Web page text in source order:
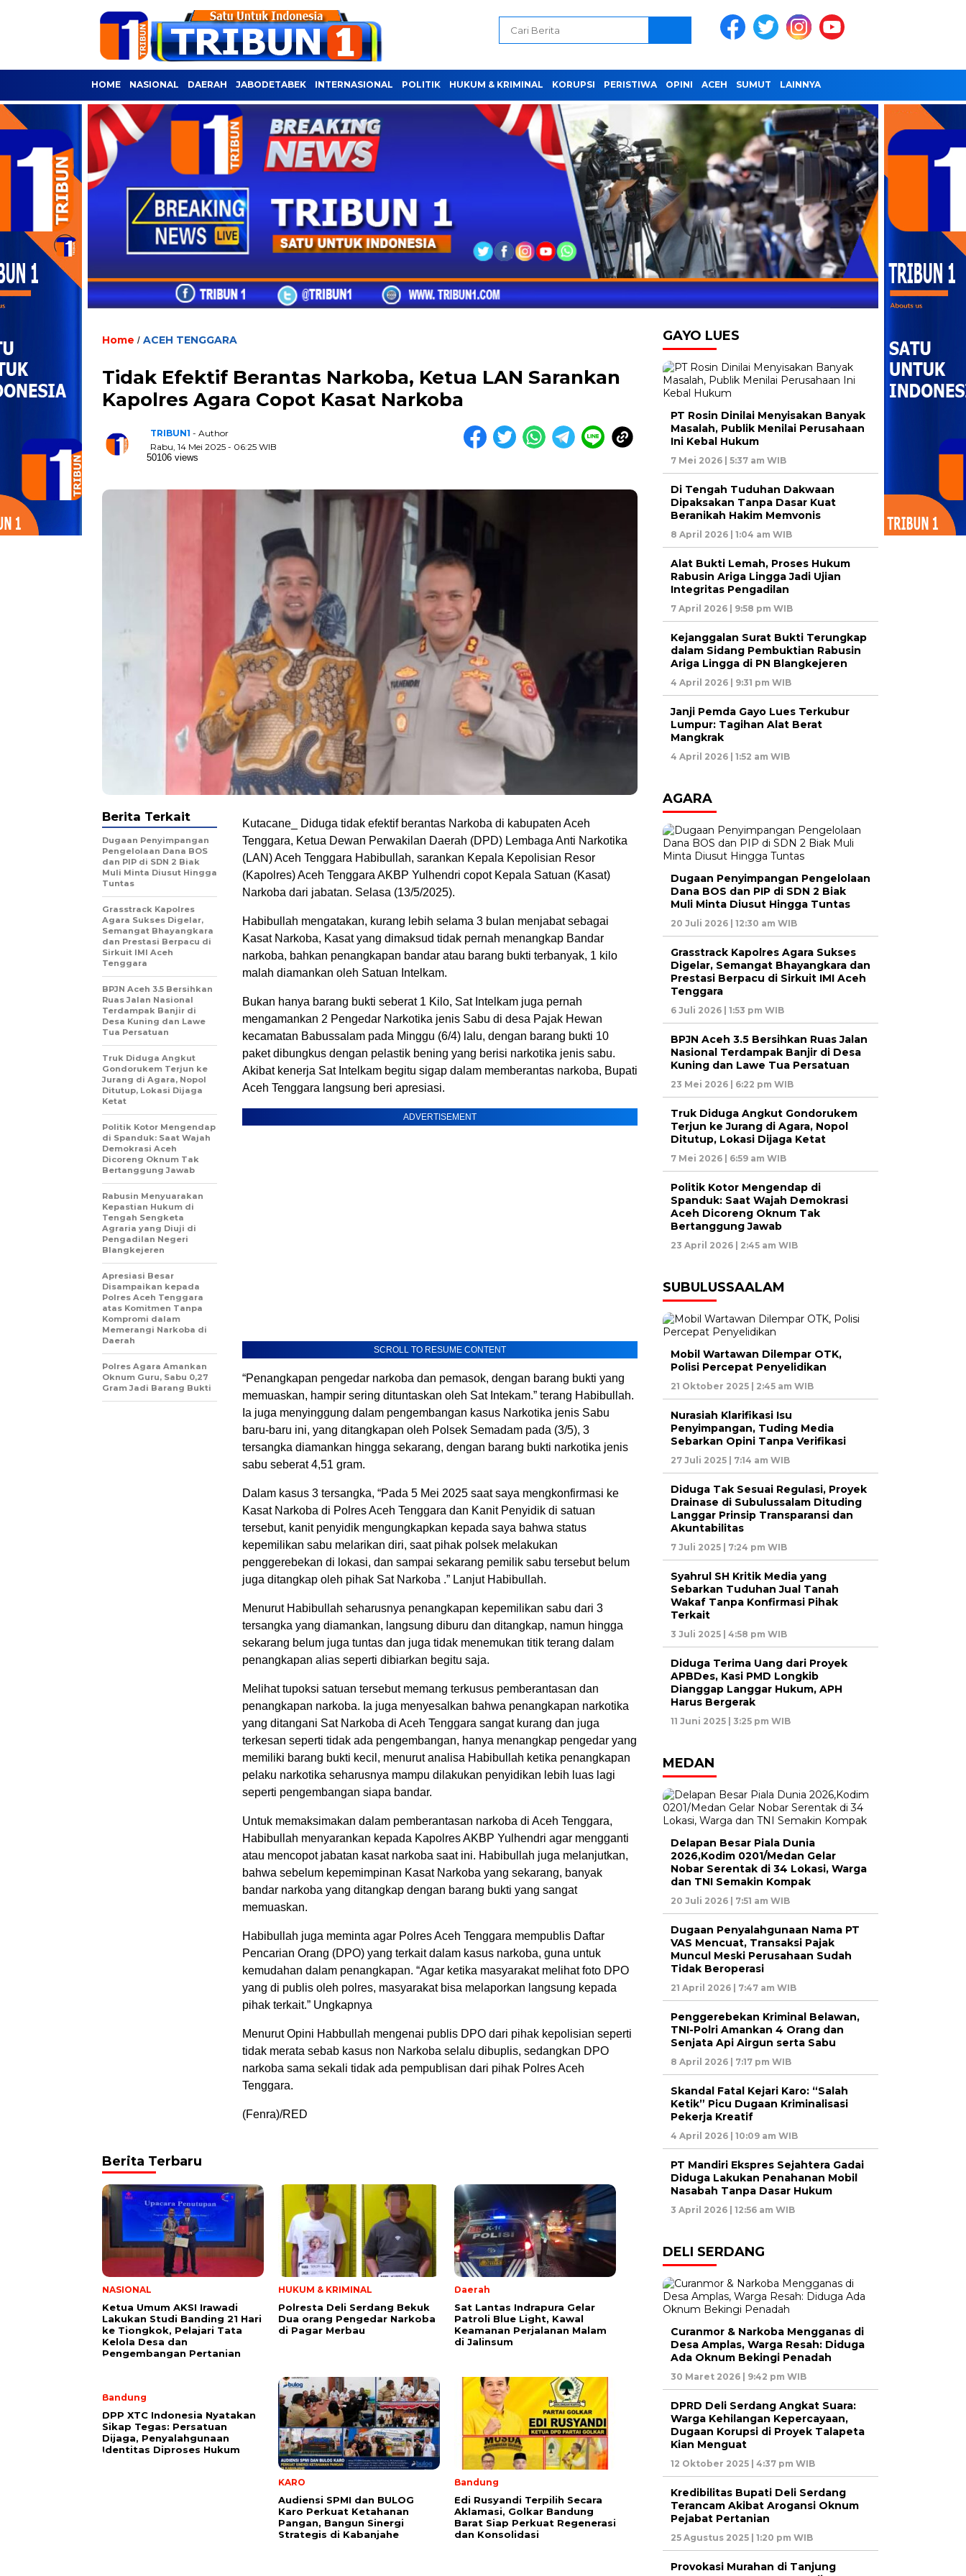
HOME NASIONAL DAERAH JABODETABEK INTERNASIONAL POLITIK HUKUM & KRIMINAL KORUPSI PERISTIWA OPINI ACEH SUMUT LAINNYA
Home / ACEH TENGGARA
Tidak Efektif Berantas Narkoba, Ketua LAN Sarankan
Kapolres Agara Copot Kasat Narkoba
TRIBUN1 - Author
Rabu, 14 Mei 2025 - 06:25 WIB
50106 views
Kutacane_ Diduga tidak efektif berantas Narkoba di kabupaten Aceh
Tenggara, Ketua Dewan Perwakilan Daerah (DPD) Lembaga Anti Narkotika
(LAN) Aceh Tenggara Habibullah, sarankan Kepala Kepolisian Resor
(Kapolres) Aceh Tenggara AKBP Yulhendri copot Kepala Satuan (Kasat)
Narkoba dari jabatan. Selasa (13/5/2025).
Habibullah mengatakan, kurang lebih selama 3 bulan menjabat sebagai
Kasat Narkoba, Kasat yang dimaksud tidak pernah menangkap Bandar
narkoba, bahkan penangkapan bandar atau barang bukti terbanyak, 1 kilo
malah diamankan oleh Satuan Intelkam.
Bukan hanya barang bukti seberat 1 Kilo, Sat Intelkam juga pernah
mengamankan 2 Pengedar Narkotika jenis Sabu di desa Pajak Hewan
kecamatan Babussalam pada Minggu (6/4) lalu, dengan barang bukti 10
paket dibungkus dengan pelastik bening yang berisi narkotika jenis sabu.
Akibat kenerja Sat Intelkam begitu sigap dalam memberantas narkoba, Bupati
Aceh Tenggara langsung beri apresiasi.
ADVERTISEMENT
SCROLL TO RESUME CONTENT
“Penangkapan pengedar narkoba dan pemasok, dengan barang bukti yang
memuaskan, hampir sering dituntaskan oleh Sat Intekam.” terang Habibullah.
Ia juga menyinggung dalam pengembangan kasus Narkotika jenis Sabu
baru-baru ini, yang ditangkapan oleh Polsek Semadam pada (3/5), 3
tersangka diamankan hingga sekarang, dengan barang bukti narkotika jenis
sabu seberat 4,51 gram.
Dalam kasus 3 tersangka, “Pada 5 Mei 2025 saat saya mengkonfirmasi ke
Kasat Narkoba di Polres Aceh Tenggara dan Kanit Penyidik di satuan
tersebut, kanit penyidik mengungkapkan kepada saya bahwa status
kepemilikan sabu melarikan diri, saat pihak polsek melakukan
penggerebekan di lokasi, dan sampai sekarang pemilik sabu tersebut belum
juga ditangkap oleh pihak Sat Narkoba .” Lanjut Habibullah.
Menurut Habibullah seharusnya penangkapan kepemilikan sabu dari 3
tersangka yang diamankan, langsung diburu dan ditangkap, namun hingga
sekarang belum juga tuntas dan juga tidak menemukan titik terang dalam
penangkapan alias seperti dibiarkan begitu saja.
Melihat tupoksi satuan tersebut memang terkusus pemberantasan dan
penangkapan narkoba. Ia juga menyesalkan bahwa penangkapan narkotika
yang ditangani Sat Narkoba di Aceh Tenggara sangat kurang dan juga
terkesan seperti tidak ada pengembangan, hanya menangkap pengedar yang
memiliki barang bukti kecil, menurut analisa Habibullah ketika penangkapan
pelaku narkotika seharusnya mampu dilakukan penyidikan lebih luas lagi
seperti pengembangan siapa bandar.
Untuk memaksimakan dalam pemberantasan narkoba di Aceh Tenggara,
Habibullah menyarankan kepada Kapolres AKBP Yulhendri agar mengganti
atau mencopot jabatan kasat narkoba saat ini. Habibullah juga melanjutkan,
bahwa sebelum kepemimpinan Kasat Narkoba yang sekarang, banyak
bandar narkoba yang ditangkap dengan barang bukti yang sangat
memuaskan.
Habibullah juga meminta agar Polres Aceh Tenggara mempublis Daftar
Pencarian Orang (DPO) yang terkait dalam kasus narkoba, guna untuk
kemudahan dalam penangkapan. “Agar ketika masyarakat melihat foto DPO
yang di publis oleh polres, masyarakat bisa melaporkan langsung kepada
pihak terkait.” Ungkapnya
Menurut Opini Habbullah mengenai publis DPO dari pihak kepolisian seperti
tidak merata sebab kasus non Narkoba selalu dibuplis, sedangkan DPO
narkoba sama sekali tidak ada pempublisan dari pihak Polres Aceh
Tenggara.
(Fenra)/RED
Berita Terkait
Dugaan Penyimpangan
Pengelolaan Dana BOS
dan PIP di SDN 2 Biak
Muli Minta Diusut Hingga
Tuntas
Grasstrack Kapolres
Agara Sukses Digelar,
Semangat Bhayangkara
dan Prestasi Berpacu di
Sirkuit IMI Aceh
Tenggara
BPJN Aceh 3.5 Bersihkan
Ruas Jalan Nasional
Terdampak Banjir di
Desa Kuning dan Lawe
Tua Persatuan
Truk Diduga Angkut
Gondorukem Terjun ke
Jurang di Agara, Nopol
Ditutup, Lokasi Dijaga
Ketat
Politik Kotor Mengendap
di Spanduk: Saat Wajah
Demokrasi Aceh
Dicoreng Oknum Tak
Bertanggung Jawab
Rabusin Menyuarakan
Kepastian Hukum di
Tengah Sengketa
Agraria yang Diuji di
Pengadilan Negeri
Blangkejeren
Apresiasi Besar
Disampaikan kepada
Polres Aceh Tenggara
atas Komitmen Tanpa
Kompromi dalam
Memerangi Narkoba di
Daerah
Polres Agara Amankan
Oknum Guru, Sabu 0,27
Gram Jadi Barang Bukti
Berita Terbaru
NASIONAL
Ketua Umum AKSI Irawadi
Lakukan Studi Banding 21 Hari
ke Tiongkok, Pelajari Tata
Kelola Desa dan
Pengembangan Pertanian
HUKUM & KRIMINAL
Polresta Deli Serdang Bekuk
Dua orang Pengedar Narkoba
di Pagar Merbau
Daerah
Sat Lantas Indrapura Gelar
Patroli Blue Light, Kawal
Keamanan Perjalanan Malam
di Jalinsum
Bandung
DPP XTC Indonesia Nyatakan
Sikap Tegas: Persatuan
Dijaga, Penyalahgunaan
Identitas Diproses Hukum
KARO
Audiensi SPMI dan BULOG
Karo Perkuat Ketahanan
Pangan, Bangun Sinergi
Strategis di Kabanjahe
Bandung
Edi Rusyandi Terpilih Secara
Aklamasi, Golkar Bandung
Barat Siap Perkuat Regenerasi
dan Konsolidasi
GAYO LUES
PT Rosin Dinilai Menyisakan Banyak
Masalah, Publik Menilai Perusahaan
Ini Kebal Hukum
7 Mei 2026 | 5:37 am WIB
Di Tengah Tuduhan Dakwaan
Dipaksakan Tanpa Dasar Kuat
Beranikah Hakim Memvonis
8 April 2026 | 1:04 am WIB
Alat Bukti Lemah, Proses Hukum
Rabusin Ariga Lingga Jadi Ujian
Integritas Pengadilan
7 April 2026 | 9:58 pm WIB
Kejanggalan Surat Bukti Terungkap
dalam Sidang Pembuktian Rabusin
Ariga Lingga di PN Blangkejeren
4 April 2026 | 9:31 pm WIB
Janji Pemda Gayo Lues Terkubur
Lumpur: Tagihan Alat Berat
Mangkrak
4 April 2026 | 1:52 am WIB
AGARA
Dugaan Penyimpangan Pengelolaan
Dana BOS dan PIP di SDN 2 Biak
Muli Minta Diusut Hingga Tuntas
20 Juli 2026 | 12:30 am WIB
Grasstrack Kapolres Agara Sukses
Digelar, Semangat Bhayangkara dan
Prestasi Berpacu di Sirkuit IMI Aceh
Tenggara
6 Juli 2026 | 1:53 pm WIB
BPJN Aceh 3.5 Bersihkan Ruas Jalan
Nasional Terdampak Banjir di Desa
Kuning dan Lawe Tua Persatuan
23 Mei 2026 | 6:22 pm WIB
Truk Diduga Angkut Gondorukem
Terjun ke Jurang di Agara, Nopol
Ditutup, Lokasi Dijaga Ketat
7 Mei 2026 | 6:59 am WIB
Politik Kotor Mengendap di
Spanduk: Saat Wajah Demokrasi
Aceh Dicoreng Oknum Tak
Bertanggung Jawab
23 April 2026 | 2:45 am WIB
SUBULUSSAALAM
Mobil Wartawan Dilempar OTK,
Polisi Percepat Penyelidikan
21 Oktober 2025 | 2:45 am WIB
Nurasiah Klarifikasi Isu
Penyimpangan, Tuding Media
Sebarkan Opini Tanpa Verifikasi
27 Juli 2025 | 7:14 am WIB
Diduga Tak Sesuai Regulasi, Proyek
Drainase di Subulussalam Dituding
Langgar Prinsip Transparansi dan
Akuntabilitas
7 Juli 2025 | 7:24 pm WIB
Syahrul SH Kritik Media yang
Sebarkan Tuduhan Jual Tanah
Wakaf Tanpa Konfirmasi Pihak
Terkait
3 Juli 2025 | 4:58 pm WIB
Diduga Terima Uang dari Proyek
APBDes, Kasi PMD Longkib
Dianggap Langgar Hukum, APH
Harus Bergerak
11 Juni 2025 | 3:25 pm WIB
MEDAN
Delapan Besar Piala Dunia
2026,Kodim 0201/Medan Gelar
Nobar Serentak di 34 Lokasi, Warga
dan TNI Semakin Kompak
20 Juli 2026 | 7:51 am WIB
Dugaan Penyalahgunaan Nama PT
VAS Mencuat, Transaksi Pajak
Muncul Meski Perusahaan Sudah
Tidak Beroperasi
21 April 2026 | 7:47 am WIB
Penggerebekan Kriminal Belawan,
TNI-Polri Amankan 4 Orang dan
Senjata Api Airgun serta Sabu
8 April 2026 | 7:17 pm WIB
Skandal Fatal Kejari Karo: “Salah
Ketik” Picu Dugaan Kriminalisasi
Pekerja Kreatif
4 April 2026 | 10:09 am WIB
PT Mandiri Ekspres Sejahtera Gadai
Diduga Lakukan Penahanan Mobil
Nasabah Tanpa Dasar Hukum
3 April 2026 | 12:56 am WIB
DELI SERDANG
Curanmor & Narkoba Mengganas di
Desa Amplas, Warga Resah: Diduga
Ada Oknum Bekingi Penadah
30 Maret 2026 | 9:42 pm WIB
DPRD Deli Serdang Angkat Suara:
Warga Kehilangan Kepercayaan,
Dugaan Korupsi di Proyek Talapeta
Kian Menguat
12 Oktober 2025 | 4:37 pm WIB
Kredibilitas Bupati Deli Serdang
Terancam Akibat Arogansi Oknum
Pejabat Pertanian
25 Agustus 2025 | 1:20 pm WIB
Provokasi Murahan di Tanjung